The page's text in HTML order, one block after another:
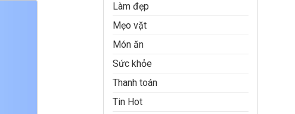
Làm đẹp
Mẹo vặt
Món ăn
Sức khỏe
Thanh toán
Tin Hot